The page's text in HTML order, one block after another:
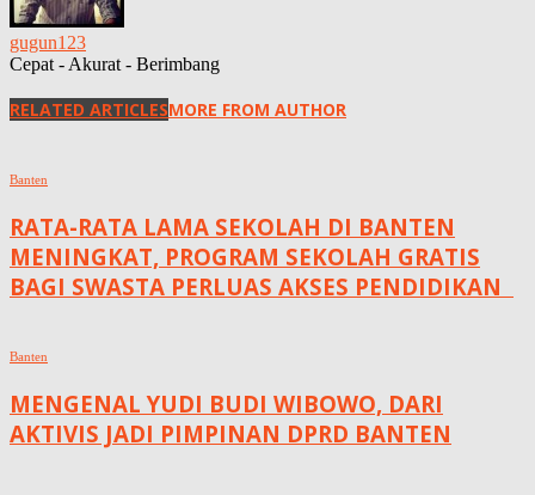
gugun123
Cepat - Akurat - Berimbang
RELATED ARTICLESMORE FROM AUTHOR
Banten
RATA-RATA LAMA SEKOLAH DI BANTEN
MENINGKAT, ‎PROGRAM SEKOLAH GRATIS
BAGI SWASTA PERLUAS AKSES PENDIDIKAN ‎ ‎
Banten
MENGENAL YUDI BUDI WIBOWO, DARI
AKTIVIS JADI PIMPINAN DPRD BANTEN